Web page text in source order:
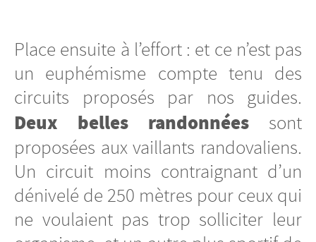
Place ensuite à l’effort : et ce n’est pas
un euphémisme compte tenu des
circuits proposés par nos guides.
Deux belles randonnées sont
proposées aux vaillants randovaliens.
Un circuit moins contraignant d’un
dénivelé de 250 mètres pour ceux qui
ne voulaient pas trop solliciter leur